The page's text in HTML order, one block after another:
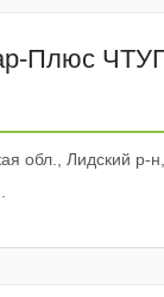
Плюс
Лидский р-н, Лида